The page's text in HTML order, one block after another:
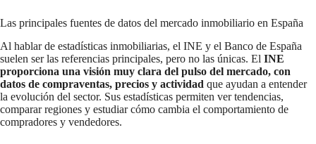
Las principales fuentes de datos del mercado inmobiliario en España
Al hablar de estadísticas inmobiliarias, el INE y el Banco de España
suelen ser las referencias principales, pero no las únicas. El INE
proporciona una visión muy clara del pulso del mercado, con
datos de compraventas, precios y actividad que ayudan a entender
la evolución del sector. Sus estadísticas permiten ver tendencias,
comparar regiones y estudiar cómo cambia el comportamiento de
compradores y vendedores.